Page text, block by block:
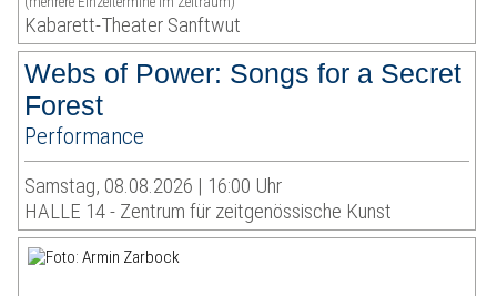
Kabarett-Theater Sanftwut
Webs of Power: Songs for a Secret
Forest
Performance
Samstag, 08.08.2026 | 16:00 Uhr
HALLE 14 - Zentrum für zeitgenössische Kunst